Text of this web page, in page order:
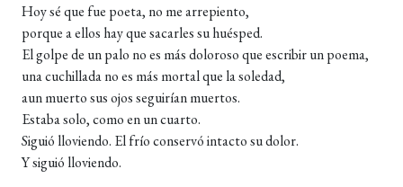
Hoy sé que fue poeta, no me arrepiento,
porque a ellos hay que sacarles su huésped.
El golpe de un palo no es más doloroso que escribir un poema,
una cuchillada no es más mortal que la soledad,
aun muerto sus ojos seguirían muertos.
Estaba solo, como en un cuarto.
Siguió lloviendo. El frío conservó intacto su dolor.
Y siguió lloviendo.